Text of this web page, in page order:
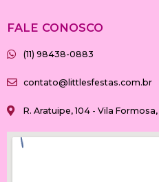
FALE CONOSCO
(11) 98438-0883
contato@littlesfestas.com.br
R. Aratuipe, 104 - Vila